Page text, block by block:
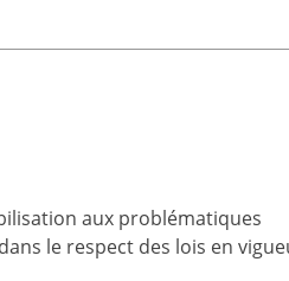
aux problématiques
le respect des lois en